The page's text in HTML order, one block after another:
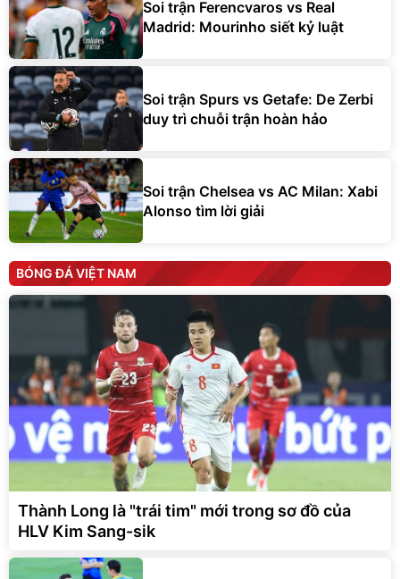
Soi trận Ferencvaros vs Real
Madrid: Mourinho siết kỷ luật
Soi trận Spurs vs Getafe: De Zerbi
duy trì chuỗi trận hoàn hảo
Soi trận Chelsea vs AC Milan: Xabi
Alonso tìm lời giải
BÓNG ĐÁ VIỆT NAM
Thành Long là "trái tim" mới trong sơ đồ của
HLV Kim Sang-sik